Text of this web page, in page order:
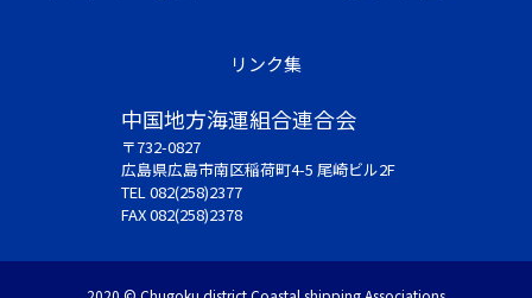
リンク集
中国地方海運組合連合会
〒732-0827
広島県広島市南区稲荷町4-5 尾崎ビル2F
TEL 082(258)2377
FAX 082(258)2378